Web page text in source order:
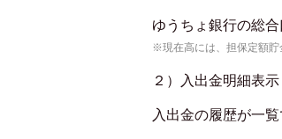
ゆうちょ銀行の総
※現在高には、担保定額貯
２）入出金明細表示
入出金の履歴が一覧